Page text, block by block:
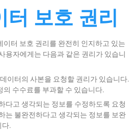
터 보호 권리
이터 보호 권리를 완전히 인지하고 있는
용자에게는 다음과 같은 권리가 있습니
이터의 사본을 요청할 권리가 있습니다.
의 수수료를 부과할 수 있습니다.
다고 생각되는 정보를 수정하도록 요청
는 불완전하다고 생각되는 정보를 보완
.